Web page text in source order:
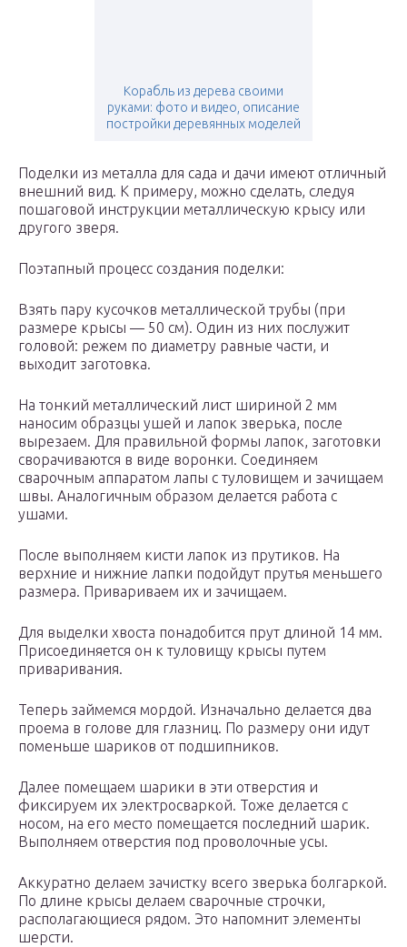
Корабль из дерева своими
руками: фото и видео, описание
постройки деревянных моделей
Поделки из металла для сада и дачи имеют отличный
внешний вид. К примеру, можно сделать, следуя
пошаговой инструкции металлическую крысу или
другого зверя.
Поэтапный процесс создания поделки:
Взять пару кусочков металлической трубы (при
размере крысы — 50 см). Один из них послужит
головой: режем по диаметру равные части, и
выходит заготовка.
На тонкий металлический лист шириной 2 мм
наносим образцы ушей и лапок зверька, после
вырезаем. Для правильной формы лапок, заготовки
сворачиваются в виде воронки. Соединяем
сварочным аппаратом лапы с туловищем и зачищаем
швы. Аналогичным образом делается работа с
ушами.
После выполняем кисти лапок из прутиков. На
верхние и нижние лапки подойдут прутья меньшего
размера. Привариваем их и зачищаем.
Для выделки хвоста понадобится прут длиной 14 мм.
Присоединяется он к туловищу крысы путем
приваривания.
Теперь займемся мордой. Изначально делается два
проема в голове для глазниц. По размеру они идут
поменьше шариков от подшипников.
Далее помещаем шарики в эти отверстия и
фиксируем их электросваркой. Тоже делается с
носом, на его место помещается последний шарик.
Выполняем отверстия под проволочные усы.
Аккуратно делаем зачистку всего зверька болгаркой.
По длине крысы делаем сварочные строчки,
располагающиеся рядом. Это напомнит элементы
шерсти.